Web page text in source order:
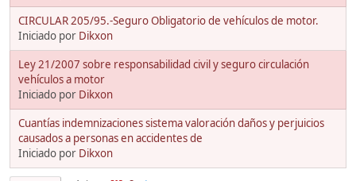
CIRCULAR 205/95.-Seguro Obligatorio de vehículos de motor.
Iniciado por Dikxon
Ley 21/2007 sobre responsabilidad civil y seguro circulación
vehículos a motor
Iniciado por Dikxon
Cuantías indemnizaciones sistema valoración daños y perjuicios
causados a personas en accidentes de
Iniciado por Dikxon